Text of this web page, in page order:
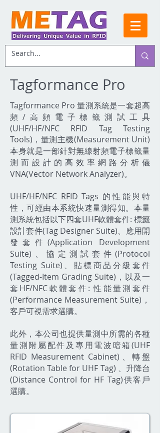
Tagformance Pro
Tagformance Pro 量測系統是一套超高
頻/高頻電子標籤測試工具
(UHF/HF/NFC RFID Tag Testing
Tools)，量測主機(Measurement Unit)
本身就是一部針對無線射頻電子標籤量
測而設計的高效率網路分析儀
VNA(Vector Network Analyzer)。
UHF/HF/NFC RFID Tags 的性能與特
性，可經由本系統快速量測得知。本量
測系統包括以下四套UHF軟體套件: 標籤
設計套件(Tag Designer Suite)、應用開
發套件(Application Development
Suite)、協定測試套件(Protocol
Testing Suite)、貼標商品分級套件
(Tagged-Item Grading Suite)，以及一
套HF/NFC軟體套件: 性能量測套件
(Performance Measurement Suite)，
客戶可視需求選購。
此外，本公司也提供量測中所需的各種
量測附屬配件及專用電波暗箱(UHF
RFID Measurement Cabinet)、轉盤
(Rotation Table for UHF Tag) 、升降台
(Distance Control for HF Tag)供客戶
選購。